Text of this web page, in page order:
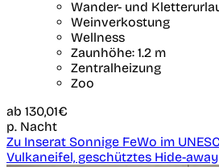
Wander- und
Weinverkostung
Wellness
Zaunhöhe: 1.2 m
Zentralheizung
Zoo
ab 130,01€
p. Nacht
Zu Inserat Sonnige FeWo im
Vulkaneifel, geschütztes Hide-away